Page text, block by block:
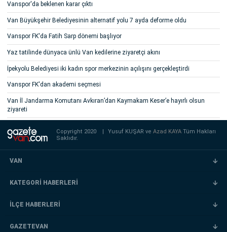
Vanspor'da beklenen karar çıktı
Van Büyükşehir Belediyesinin alternatif yolu 7 ayda deforme oldu
Vanspor FK'da Fatih Sarp dönemi başlıyor
Yaz tatilinde dünyaca ünlü Van kedilerine ziyaretçi akını
İpekyolu Belediyesi iki kadın spor merkezinin açılışını gerçekleştirdi
Vanspor FK'dan akademi seçmesi
Van İl Jandarma Komutanı Avkıran’dan Kaymakam Keser’e hayırlı olsun
ziyareti
Copyright 2020 | Yusuf KUŞAR veAzad KAYATüm Hakları
Saklıdır.
VAN
KATEGORİ HABERLERİ
İLÇE HABERLERİ
GAZETEVAN